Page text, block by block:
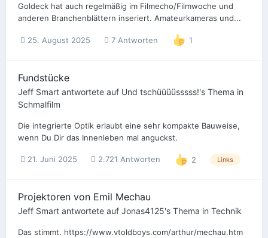
Goldeck hat auch regelmäßig im Filmecho/Filmwoche und
anderen Branchenblättern inseriert. Amateurkameras und...
25. August 2025 7 Antworten 1
Fundstücke
Jeff Smart antwortete auf Und tschüüüüsssss!'s Thema in
Schmalfilm
Die integrierte Optik erlaubt eine sehr kompakte Bauweise,
wenn Du Dir das Innenleben mal anguckst.
21. Juni 2025 2.721 Antworten 2 Links
Projektoren von Emil Mechau
Jeff Smart antwortete auf Jonas4125's Thema in Technik
Das stimmt. https://www.vtoldboys.com/arthur/mechau.htm